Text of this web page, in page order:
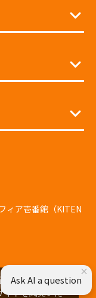
ィア壱番館（KITEN
の解析、広告配
トを閲覧いた
×
Ask AI a question